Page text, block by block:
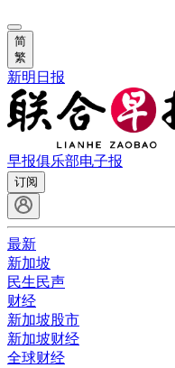
简
繁
新明日报
早报俱乐部电子报
订阅
最新
新加坡
民生民声
财经
新加坡股市
新加坡财经
全球财经